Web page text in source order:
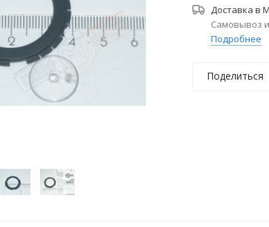
Доставка в
Самовывоз
Подробнее
Поделиться